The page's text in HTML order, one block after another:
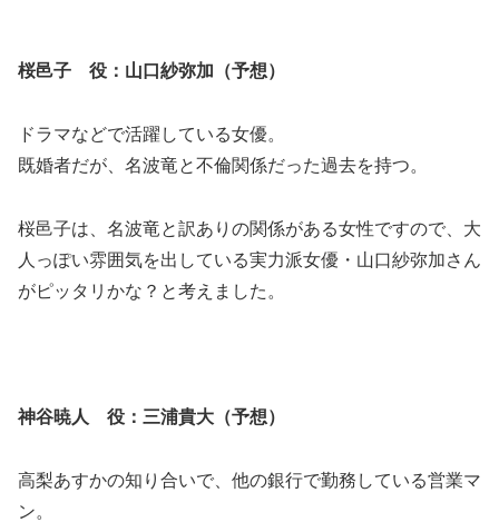
桜邑子 役：山口紗弥加（予想）
ドラマなどで活躍している女優。
既婚者だが、名波竜と不倫関係だった過去を持つ。
桜邑子は、名波竜と訳ありの関係がある女性ですので、大
人っぽい雰囲気を出している実力派女優・山口紗弥加さん
がピッタリかな？と考えました。
神谷暁人 役：三浦貴大（予想）
高梨あすかの知り合いで、他の銀行で勤務している営業マ
ン。